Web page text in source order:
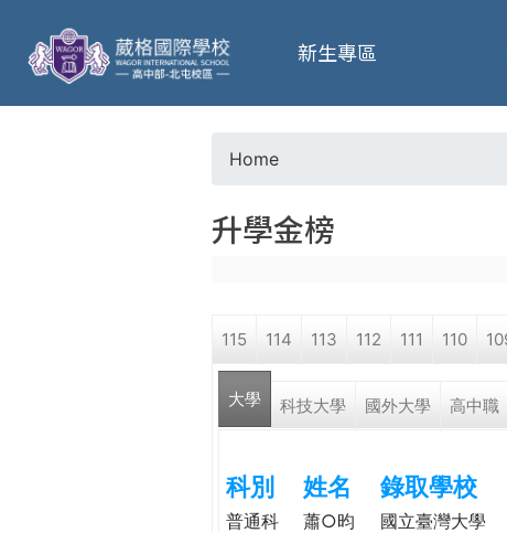
葳
格
o
a
r
h
Home
升學金榜
115 114 113 112 111 110
大學 科技大學 國外大學 高中職
科別 姓名 錄取學校
普通科 蕭○昀 國立臺灣大學
新生專區